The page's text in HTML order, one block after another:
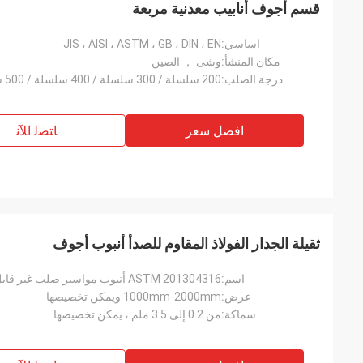
قسم أجوف أنابيب معدنية مربعة
اساسي:JIS ، AISI ، ASTM ، GB ، DIN ، EN
مكان المنشأ:وشى ， الصين
درجة الصلب:200 سلسلة / 300 سلسلة / 400 سلسلة / 500 سلسلة
افضل سعر ﺎﺘﺼﻟ ﺍﻶﻧ
ثقيلة الجدار الفولاذ المقاوم للصدأ أنبوب أجوف
اسم:ASTM 201304316 أنبوب مواسير صلب غير قابل للصدأ
عرض:1000mm-2000mm ويمكن تخصيصها
سماكة:من 0.2 إلى 3.5 ملم ، يمكن تخصيصها.